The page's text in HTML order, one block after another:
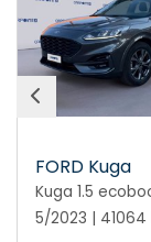
FORD Kuga